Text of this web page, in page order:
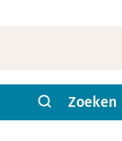
Zoeken